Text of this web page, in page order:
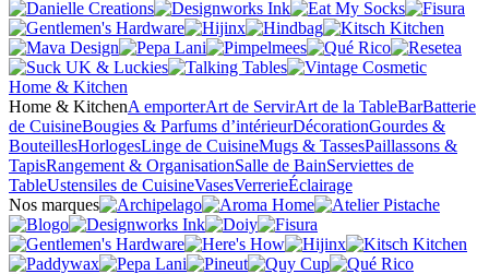
Home & Kitchen
Home & KitchenA emporterArt de ServirArt de la TableBarBatterie
de CuisineBougies & Parfums d’intérieurDécorationGourdes &
BouteillesHorlogesLinge de CuisineMugs & TassesPaillassons &
TapisRangement & OrganisationSalle de BainServiettes de
TableUstensiles de CuisineVasesVerrerieÉclairage
Nos marques